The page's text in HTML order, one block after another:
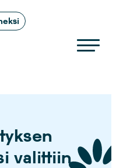
valittiin